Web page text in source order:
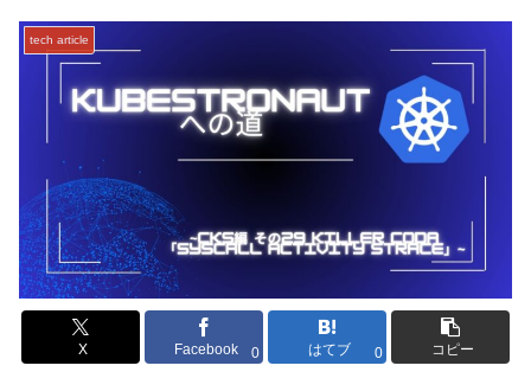
tech article
X Facebook 0 はてブ 0 コピー